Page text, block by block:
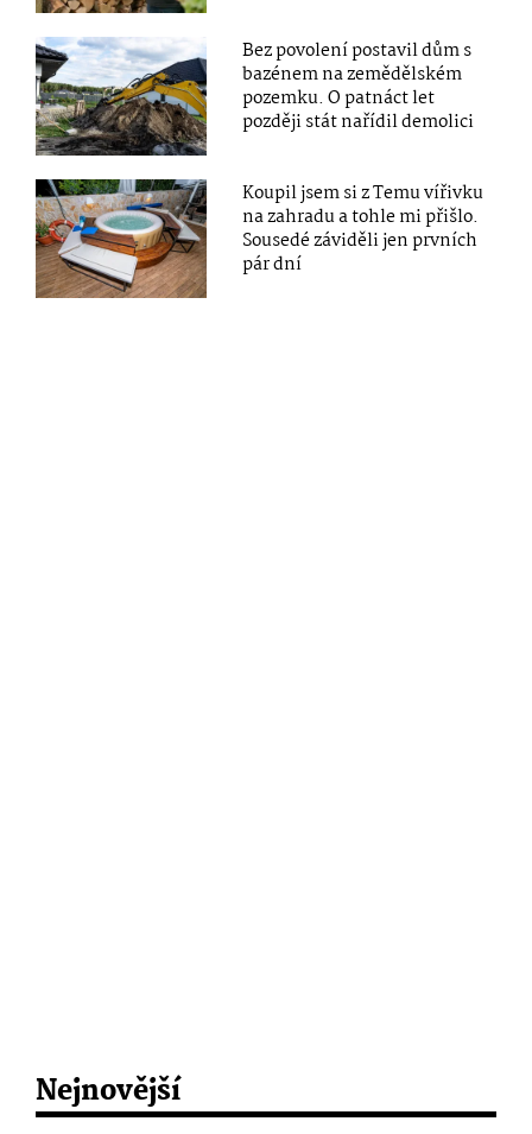
Bez povolení postavil dům s
bazénem na zemědělském
pozemku. O patnáct let
později stát nařídil demolici
Koupil jsem si z Temu vířivku
na zahradu a tohle mi přišlo.
Sousedé záviděli jen prvních
pár dní
Nejnovější